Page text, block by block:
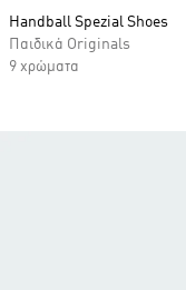
Handball Spezial Shoes
Παιδικά Originals
9 χρώματα